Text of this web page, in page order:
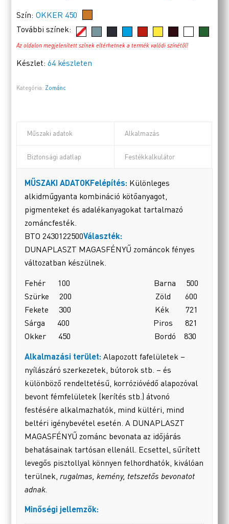
Szín: OKKER 450
További színek:
Az oldalon megjelenített színek eltérhetnek a termék valódi színétől!
Készlet:64 készleten
Kategória: Zománc
Műszaki adatok Alkalmazás
Biztonsági adatlap Festékkalkulátor
MŰSZAKI ADATOKFelépítés: Különleges
alkidműgyanta kombináció kötőanyagot,
pigmenteket és adalékanyagokat tartalmazó
zománcfesték.
BTO 2430122500Választék:
DUNAPLASZT MAGASFÉNYŰ zománcok fényes
változatban készülnek.
Fehér 100 Barna 500
Szürke 200 Zöld 600
Fekete 300 Kék 721
Sárga 400 Piros 821
Okker 450 Bordó 830
Alkalmazási terület: Alapozott fafelületek –
nyílászáró szerkezetek, bútorok stb. – és
különböző rendeltetésű, korrózióvédő alapozóval
bevont fémfelületek (kerítés stb.) átvonó
festésére alkalmazhatók, mind kültéri, mind
beltéri igénybevétel esetén. A DUNAPLASZT
MAGASFÉNYŰ zománc bevonata az időjárás
behatásainak tartósan ellenáll. Ecsettel, sűrített
levegős pisztollyal könnyen felhordhatók, kiválóan
terülnek,rugalmas, kemény, tetszetős bevonatot
adnak.
Minőségi jellemzők: